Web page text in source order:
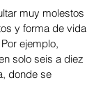
muy molestos
y forma de vida
ejemplo,
solo seis a diez
donde se